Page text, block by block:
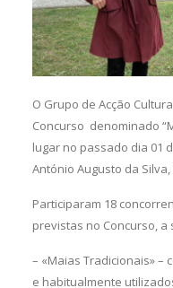
O Grupo de Acção
Concurso denominado
lugar no passado dia 01
António Augusto da
Participaram 18
previstas no Concurso, a
– «Maias Tradicionais»
e habitualmente